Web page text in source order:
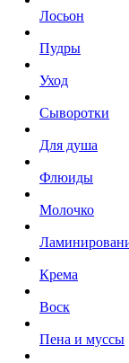
Лосьон
Пудры
Уход
Сыворотки
Для душа
Флюиды
Молочко
Крема
Воск
Пена и муссы